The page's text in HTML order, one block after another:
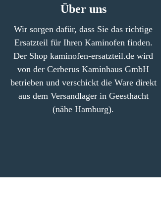
Über uns
Wir sorgen dafür, dass Sie das richtige
Ersatzteil für Ihren Kaminofen finden.
Der Shop kaminofen-ersatzteil.de wird
von der Cerberus Kaminhaus GmbH
betrieben und verschickt die Ware direkt
aus dem Versandlager in Geesthacht
(nähe Hamburg).